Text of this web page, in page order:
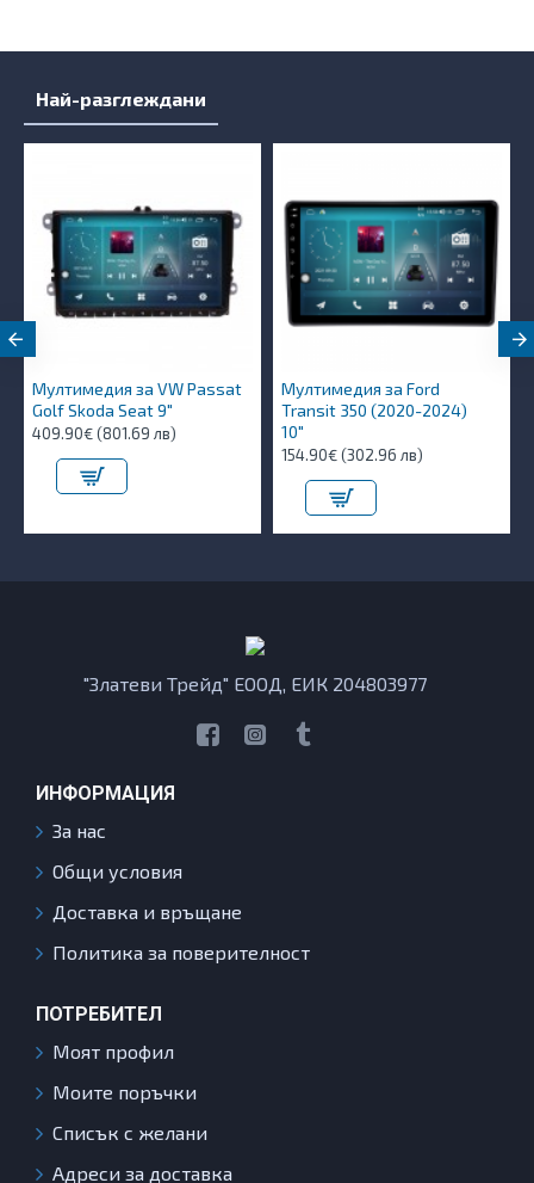
Най-разглеждани
Мултимедия за VW Passat
Golf Skoda Seat 9"
409.90€ (801.69 лв)
Мултимедия за Ford
Transit 350 (2020-2024)
10″
154.90€ (302.96 лв)
"Златеви Трейд" ЕООД, ЕИК 204803977
ИНФОРМАЦИЯ
За нас
Общи условия
Доставка и връщане
Политика за поверителност
ПОТРЕБИТЕЛ
Моят профил
Моите поръчки
Списък с желани
Адреси за доставка